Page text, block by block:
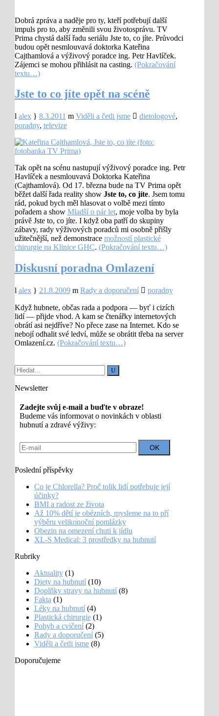
Dobrá zpráva a naděje pro ty, kteří potřebují další
impuls pro to, aby změnili svou životosprávu. TV
Prima chystá další řadu seriálu Jste to, co jíte. Průvodci
budou opět nesmlouvavá doktorka Kateřina
Cajthamlová a výživový poradce ing. Petr Havlíček.
Zájemci se mohou přihlásit na casting. (Pokračování
textu…)
Jste to co jíte opět na scéně
alex 8.3.2011 Viděli a četli jsme dietologové,
poradny, televize
Tak opět na scénu nastupují výživový poradce ing. Petr
Havlíček a nesmlouvavá Doktorka Kateřina
(Cajthamlová). Od 17. března bude na TV Prima opět
běžet další řada reality show Jste to, co jíte. Jsem tomu
rád, pokud bych měl hlasovat o volbě mezi tímto
pořadem a show Mladší o pár let, moje volba by byla
právě Jste to, co jíte. I když oba patří do skupiny
zábavy, rady výživových poradců mi osobně přišly
užitečnější, než demonstrace možností plastické
chirurgie na Klinice GHC. (Pokračování textu…)
Diskusní poradna Omlazení
alex 21.8.2009 Rady a doporučení poradny
Když hubnete, občas rada a podpora — byť i cizích
lidí — přijde vhod. A kam se čtenářky internetových
obrátí asi nejdříve? No přece zase na Internet. Kdo se
nebojí odhalit své ledví, může se obrátit třeba na server
Omlazení.cz. (Pokračování textu…)
Newsletter
Zadejte svůj e-mail a buďte v obraze!
Budeme vás informovat o novinkách v oblasti
hubnutí a zdravé výživy:
Poslední příspěvky
Co je Chlorella? Proč tolik lidí potřebuje její
účinky?
BMI a radost ze života
Až 10% dětí je obézních, mysleme na to pří
výběru velikonoční pomlázky
Obezin na omezení chuti k jídlu
XL-S Medical: 3 prostředky na hubnutí
Rubriky
Aktuality(1)
Diety na hubnutí(10)
Doplňky stravy na hubnutí(8)
Fakta (1)
Léky na hubnutí(4)
Plastická chirurgie(1)
Pohyb a cvičení(2)
Rady a doporučení(5)
Viděli a četli jsme(8)
Doporučujeme